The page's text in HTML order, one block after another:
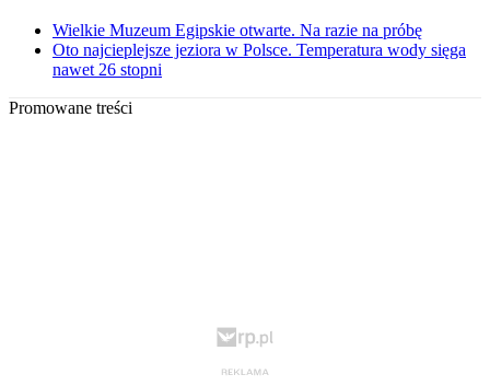
Wielkie Muzeum Egipskie otwarte. Na razie na próbę
Oto najcieplejsze jeziora w Polsce. Temperatura wody sięga
nawet 26 stopni
Promowane treści